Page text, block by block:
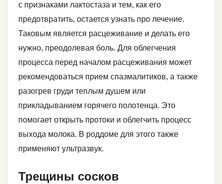
с признаками лактостаза и тем, как его
предотвратить, остается узнать про лечение.
Таковым является расцеживание и делать его
нужно, преодолевая боль. Для облегчения
процесса перед началом расцеживания может
рекомендоваться прием спазмалитиков, а также
разогрев груди теплым душем или
прикладыванием горячего полотенца. Это
помогает открыть протоки и облегчить процесс
выхода молока. В роддоме для этого также
применяют ультразвук.
Трещины сосков